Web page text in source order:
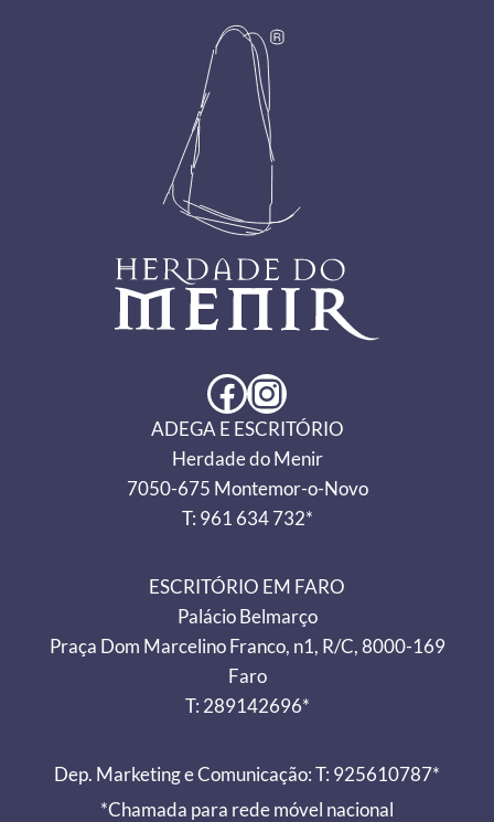
Facebook Instagram
ADEGA E ESCRITÓRIO
Herdade do Menir
7050-675 Montemor-o-Novo
T: 961 634 732*
ESCRITÓRIO EM FARO
Palácio Belmarço
Praça Dom Marcelino Franco, n1, R/C, 8000-169
Faro
T: 289142696*
Dep. Marketing e Comunicação: T: 925610787*
*Chamada para rede móvel nacional